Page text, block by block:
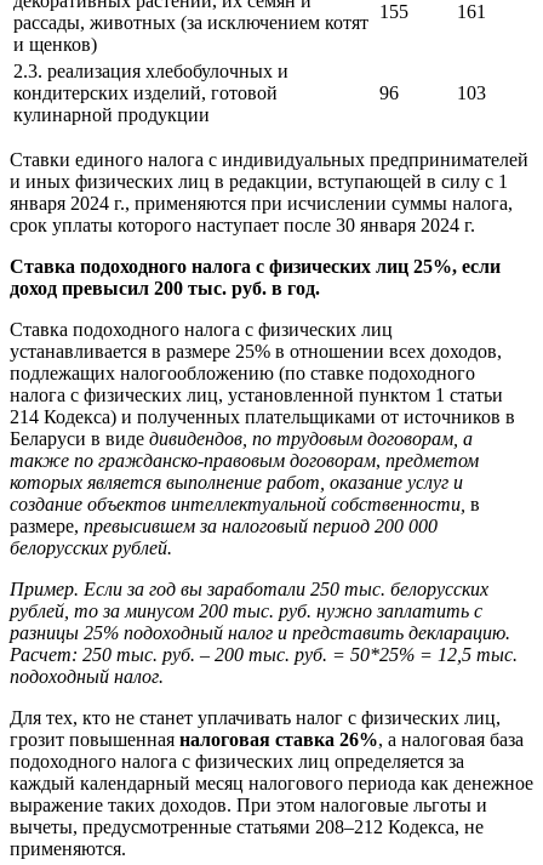
рассады, животных (за исключением котят
и щенков)
155 161
2.3. реализация хлебобулочных и
кондитерских изделий, готовой
кулинарной продукции
96 103
Ставки единого налога с индивидуальных предпринимателей
и иных физических лиц в редакции, вступающей в силу с 1
января 2024 г., применяются при исчислении суммы налога,
срок уплаты которого наступает после 30 января 2024 г.
Ставка подоходного налога с физических лиц 25%, если
доход превысил 200 тыс. руб. в год.
Ставка подоходного налога с физических лиц
устанавливается в размере 25% в отношении всех доходов,
подлежащих налогообложению (по ставке подоходного
налога с физических лиц, установленной пунктом 1 статьи
214 Кодекса) и полученных плательщиками от источников в
Беларуси в виде дивидендов, по трудовым договорам, а
также по гражданско-правовым договорам, предметом
которых является выполнение работ, оказание услуг и
создание объектов интеллектуальной собственности, в
размере, превысившем за налоговый период 200 000
белорусских рублей.
Пример. Если за год вы заработали 250 тыс. белорусских
рублей, то за минусом 200 тыс. руб. нужно заплатить с
разницы 25% подоходный налог и представить декларацию.
Расчет: 250 тыс. руб. – 200 тыс. руб. = 50*25% = 12,5 тыс.
подоходный налог.
Для тех, кто не станет уплачивать налог с физических лиц,
грозит повышенная налоговая ставка 26%, а налоговая база
подоходного налога с физических лиц определяется за
каждый календарный месяц налогового периода как денежное
выражение таких доходов. При этом налоговые льготы и
вычеты, предусмотренные статьями 208–212 Кодекса, не
применяются.